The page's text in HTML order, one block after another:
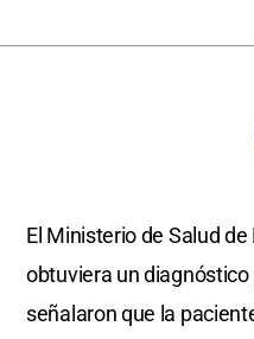
El Ministerio de Salud
obtuviera un
señalaron que la